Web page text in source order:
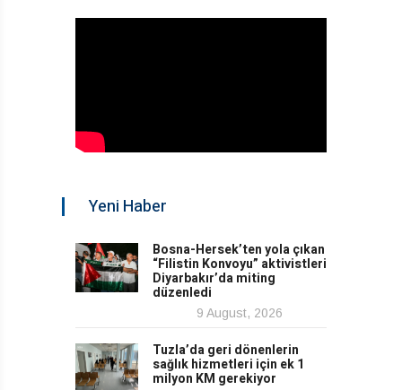
Yeni Haber
Bosna-Hersek’ten yola çıkan
“Filistin Konvoyu” aktivistleri
Diyarbakır’da miting
düzenledi
9 August, 2026
Tuzla’da geri dönenlerin
sağlık hizmetleri için ek 1
milyon KM gerekiyor